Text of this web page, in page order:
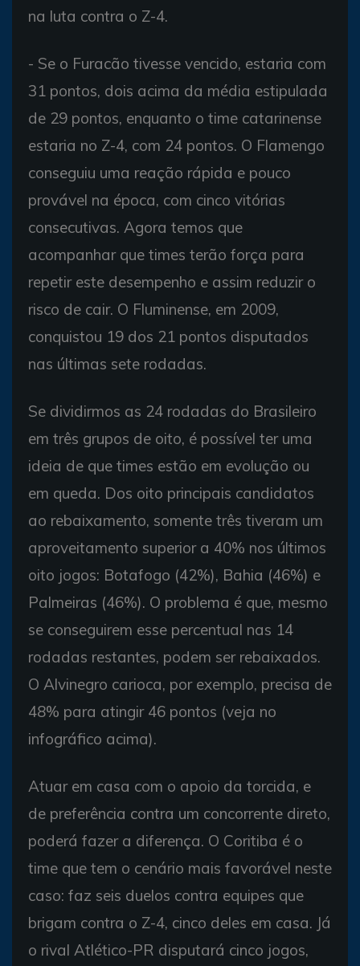
na luta contra o Z-4.
- Se o Furacão tivesse vencido, estaria com
31 pontos, dois acima da média estipulada
de 29 pontos, enquanto o time catarinense
estaria no Z-4, com 24 pontos. O Flamengo
conseguiu uma reação rápida e pouco
provável na época, com cinco vitórias
consecutivas. Agora temos que
acompanhar que times terão força para
repetir este desempenho e assim reduzir o
risco de cair. O Fluminense, em 2009,
conquistou 19 dos 21 pontos disputados
nas últimas sete rodadas.
Se dividirmos as 24 rodadas do Brasileiro
em três grupos de oito, é possível ter uma
ideia de que times estão em evolução ou
em queda. Dos oito principais candidatos
ao rebaixamento, somente três tiveram um
aproveitamento superior a 40% nos últimos
oito jogos: Botafogo (42%), Bahia (46%) e
Palmeiras (46%). O problema é que, mesmo
se conseguirem esse percentual nas 14
rodadas restantes, podem ser rebaixados.
O Alvinegro carioca, por exemplo, precisa de
48% para atingir 46 pontos (veja no
infográfico acima).
Atuar em casa com o apoio da torcida, e
de preferência contra um concorrente direto,
poderá fazer a diferença. O Coritiba é o
time que tem o cenário mais favorável neste
caso: faz seis duelos contra equipes que
brigam contra o Z-4, cinco deles em casa. Já
o rival Atlético-PR disputará cinco jogos,